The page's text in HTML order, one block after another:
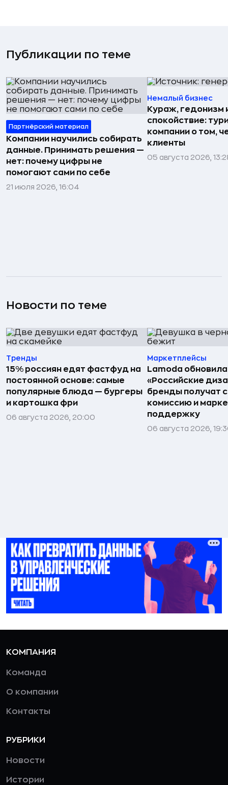
Публикации по теме
Партнёрский материал
Компании научились собирать
данные. Принимать решения —
нет: почему цифры не
помогают сами по себе
21 июля 2026, 16:04
Немалый бизнес
Кураж, гедонизм
спокойствие:
компании о том,
клиенты
05 августа 2026,
Новости по теме
Тренды
15% россиян едят фастфуд на
постоянной основе: самые
популярные блюда — бургеры
и картошка фри
06 августа 2026, 20:00
Маркетплейсы
Lamoda
«Российские
бренды получат
комиссию и
поддержку
06 августа 2026,
КОМПАНИЯ
Команда
О компании
Контакты
РУБРИКИ
Новости
Истории